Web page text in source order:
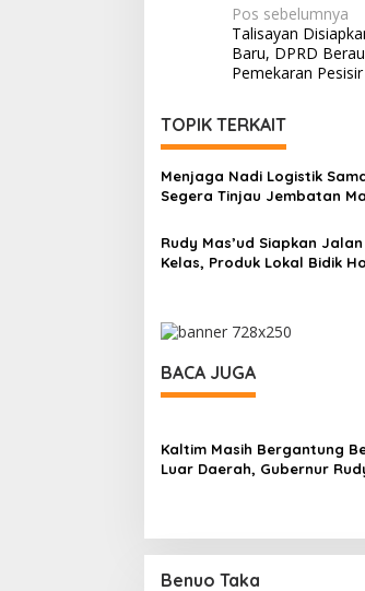
Navigasi
pos
Pos sebelumnya
Talisayan
Baru, DPRD
Pemekaran
TOPIK TERKAIT
Menjaga Nadi Logistik
Segera Tinjau Jembatan
Rudy Mas’ud Siapkan
Kelas, Produk Lokal Bidik
BACA JUGA
Kaltim Masih Bergantung
Luar Daerah, Gubernur
Benuo Taka